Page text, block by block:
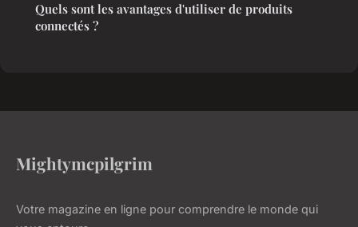
Quels sont les avantages d'utiliser de produits
connectés ?
Mightymcpilgrim
Votre magazine en ligne pour comprendre le monde qui